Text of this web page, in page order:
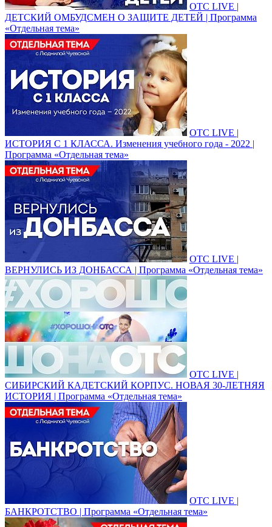
ОТС LIVE |
ДЕТСКИЙ ОМБУДСМЕН О ЗАЩИТЕ ДЕТЕЙ | Программа
«Отдельная тема»
ОТС LIVE |
ИСТОРИЯ С 1 КЛАССА. Изменения учебного года - 2022 |
Программа «Отдельная тема»
ОТС LIVE |
ВЕРНУЛИСЬ ИЗ ДОНБАССА | Программа «Отдельная тема»
ОТС LIVE |
СИБИРСКИЙ КАДЕТСКИЙ КОРПУС. НОВАЯ 30-ЛЕТНЯЯ
ИСТОРИЯ | Программа «Отдельная тема»
ОТС LIVE |
БАНКРОТСТВО | Программа «Отдельная тема»